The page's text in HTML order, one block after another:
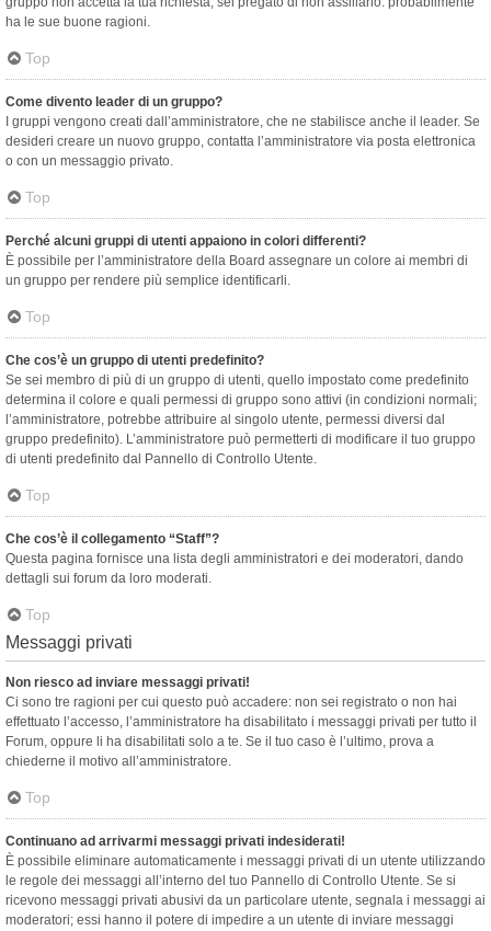
ha le sue buone ragioni.
Top
Come divento leader di un gruppo?
I gruppi vengono creati dall’amministratore, che ne stabilisce anche il leader. Se
desideri creare un nuovo gruppo, contatta l’amministratore via posta elettronica
o con un messaggio privato.
Top
Perché alcuni gruppi di utenti appaiono in colori differenti?
È possibile per l’amministratore della Board assegnare un colore ai membri di
un gruppo per rendere più semplice identificarli.
Top
Che cos’è un gruppo di utenti predefinito?
Se sei membro di più di un gruppo di utenti, quello impostato come predefinito
determina il colore e quali permessi di gruppo sono attivi (in condizioni normali;
l’amministratore, potrebbe attribuire al singolo utente, permessi diversi dal
gruppo predefinito). L’amministratore può permetterti di modificare il tuo gruppo
di utenti predefinito dal Pannello di Controllo Utente.
Top
Che cos’è il collegamento “Staff”?
Questa pagina fornisce una lista degli amministratori e dei moderatori, dando
dettagli sui forum da loro moderati.
Top
Messaggi privati
Non riesco ad inviare messaggi privati!
Ci sono tre ragioni per cui questo può accadere: non sei registrato o non hai
effettuato l’accesso, l’amministratore ha disabilitato i messaggi privati per tutto il
Forum, oppure li ha disabilitati solo a te. Se il tuo caso è l’ultimo, prova a
chiederne il motivo all’amministratore.
Top
Continuano ad arrivarmi messaggi privati indesiderati!
È possibile eliminare automaticamente i messaggi privati ​​di un utente utilizzando
le regole dei messaggi all’interno del tuo Pannello di Controllo Utente. Se si
ricevono messaggi privati ​​abusivi da un particolare utente, segnala i messaggi ai
moderatori; essi hanno il potere di impedire a un utente di inviare messaggi